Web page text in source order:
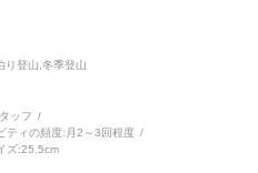
り登山,冬季登山
ッフ
ティの頻度: 月2～3回程度
ズ:25.5cm